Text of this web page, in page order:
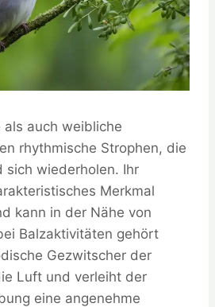
als auch weibliche
rhythmische Strophen, die
sich wiederholen. Ihr
Merkmal
kann in der Nähe von
Balzaktivitäten gehört
Gezwitscher der
Luft und verleiht der
eine angenehme